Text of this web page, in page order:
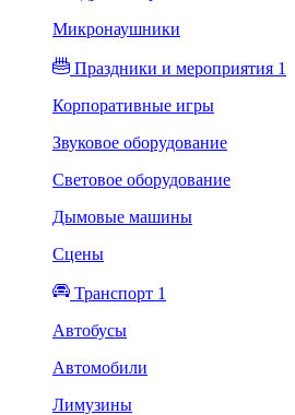
Микронаушники
Праздники и мероприятия 1
Корпоративные игры
Звуковое оборудование
Световое оборудование
Дымовые машины
Сцены
Транспорт 1
Автобусы
Автомобили
Лимузины